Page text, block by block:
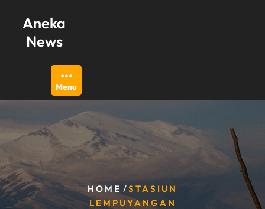
content
Aneka
News
Menu
HOME /STASIUN
LEMPUYANGAN